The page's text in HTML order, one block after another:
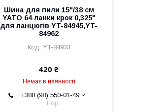
Шина для пили 15"/38 см
YATO 64 ланки крок 0,325"
для ланцюгів YT-84945,YT-
84962
YT-84933
420 ₴
Немає в наявності
+380 (98) 550-01-49
Ігор